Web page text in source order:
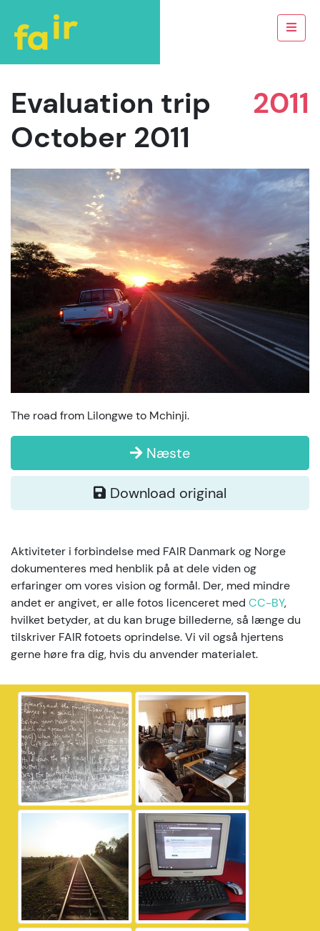
2011
Evaluation trip
October 2011
The road from Lilongwe to Mchinji.
Næste
Download original
Aktiviteter i forbindelse med FAIR Danmark og Norge
dokumenteres med henblik på at dele viden og
erfaringer om vores vision og formål. Der, med mindre
andet er angivet, er alle fotos licenceret med CC-BY,
hvilket betyder, at du kan bruge billederne, så længe du
tilskriver FAIR fotoets oprindelse. Vi vil også hjertens
gerne høre fra dig, hvis du anvender materialet.